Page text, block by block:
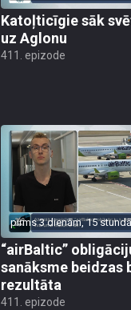
Katoļticīgie sāk
uz Aglonu
411. epizode
pirms 3 dienām, 15
“airBaltic”
sanāksme beidzas
rezultāta
411. epizode